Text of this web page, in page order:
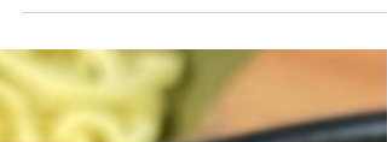
天ぷら